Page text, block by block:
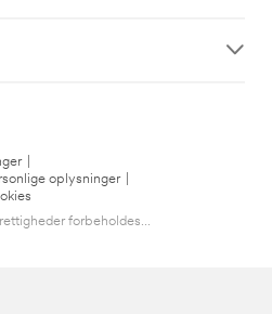
oplysninger
forbeholdes...